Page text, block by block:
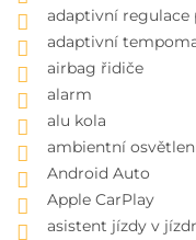
adaptivní regulace
adaptivní
airbag řidiče
alarm
alu kola
ambientní
Android Auto
Apple CarPlay
asistent jízdy v